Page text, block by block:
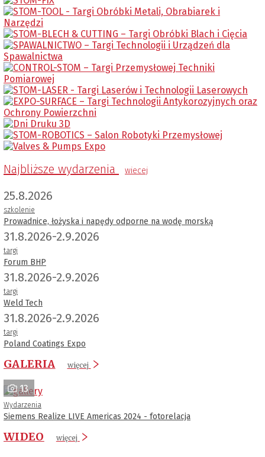
Najbliższe wydarzenia wiecej
25.8.2026
szkolenie
Prowadnice, łożyska i napędy odporne na wodę morską
31.8.2026-2.9.2026
targi
Forum BHP
31.8.2026-2.9.2026
targi
Weld Tech
31.8.2026-2.9.2026
targi
Poland Coatings Expo
GALERIA więcej
13
Wydarzenia
Siemens Realize LIVE Americas 2024 - fotorelacja
WIDEO więcej